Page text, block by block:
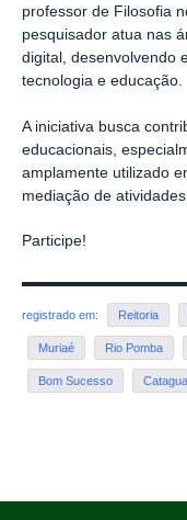
professor de Filosofia
pesquisador atua nas
digital, desenvolvendo
tecnologia e educação.
A iniciativa busca
educacionais,
amplamente utilizado
mediação de
Participe!
registrado em: Reitoria
Muriaé Rio Pomba
Bom Sucesso